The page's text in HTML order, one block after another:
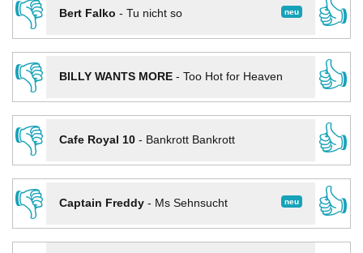
👎
neu
Bert Falko - Tu nicht so
👍
👎
BILLY WANTS MORE- Too Hot for Heaven
👍
👎
Cafe Royal 10- Bankrott Bankrott
👍
👎
neu
Captain Freddy- Ms Sehnsucht
👍